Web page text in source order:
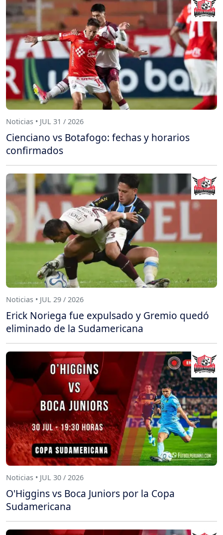
Noticias • JUL 31 / 2026
Cienciano vs Botafogo: fechas y horarios
confirmados
Noticias • JUL 29 / 2026
Erick Noriega fue expulsado y Gremio quedó
eliminado de la Sudamericana
Noticias • JUL 30 / 2026
O'Higgins vs Boca Juniors por la Copa
Sudamericana